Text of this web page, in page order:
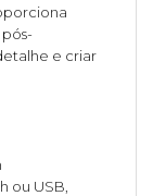
e criar
ou USB,